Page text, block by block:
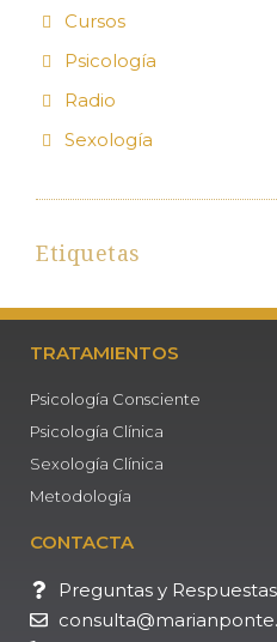
Cursos
Psicología
Radio
Sexología
Etiquetas
TRATAMIENTOS
Psicología Consciente
Psicología Clínica
Sexología Clínica
Metodología
CONTACTA
Preguntas y Respuestas